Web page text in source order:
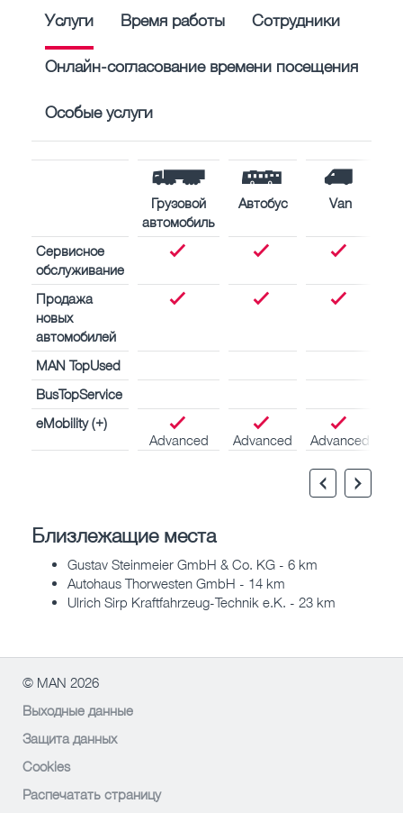
Услуги Время работы Сотрудники
Онлайн-согласование времени посещения
Особые услуги
Грузовой
автомобиль
Автобус Van
Сервисное
обслуживание
Продажа
новых
автомобилей
MAN TopUsed
BusTopService
eMobility (+)
Advanced
Advanced Advanced
Близлежащие места
Gustav Steinmeier GmbH & Co. KG - 6 km
Autohaus Thorwesten GmbH - 14 km
Ulrich Sirp Kraftfahrzeug-Technik e.K. - 23 km
© MAN 2026
Выходные данные
Защита данных
Cookies
Распечатать страницу